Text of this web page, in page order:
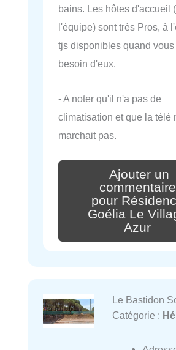
bains. Les hôtes d'accueil
l'équipe) sont très Pros, à
tjs disponibles quand vous
besoin d'eux.
- A noter qu'il n'a pas de
climatisation et que la télé
marchait pas.
Ajouter un
commentaire
pour
Goélia Le
Azur
Le Bastidon
Catégorie :